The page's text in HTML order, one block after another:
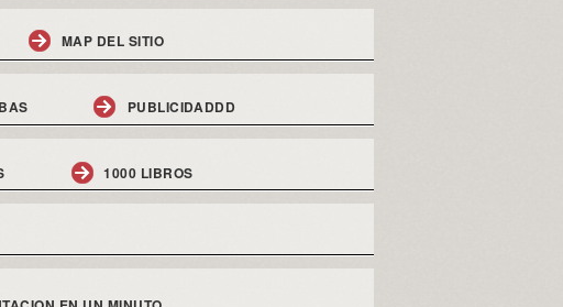
MAP DEL SITIO
PUBLICIDADDD
1000 LIBROS